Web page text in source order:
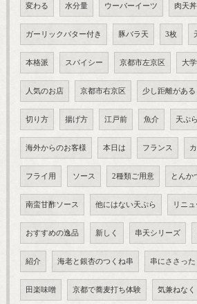
変わる 水分量 ウーバーイーツ 肉天丼
ガーリックバター付き 豚バラ天 3枚
本格派 スパイシー 京都市左京区 大学
人気のお店 京都市右京区 少し距離がある
切り方 揚げ方 江戸前 魚介 天ぷ
海外からのお客様 本日は フランス
フライ用 ソース 2種類ご用意 とんか
南蛮甘酢ソース 他にはない天ぷら リニ
おすすめの逸品 新しく 串天シリーズ
紹介 海老と銀杏のつくね串 串にささった
田楽味噌 京都で蕎麦打ち体験 気兼ねなく